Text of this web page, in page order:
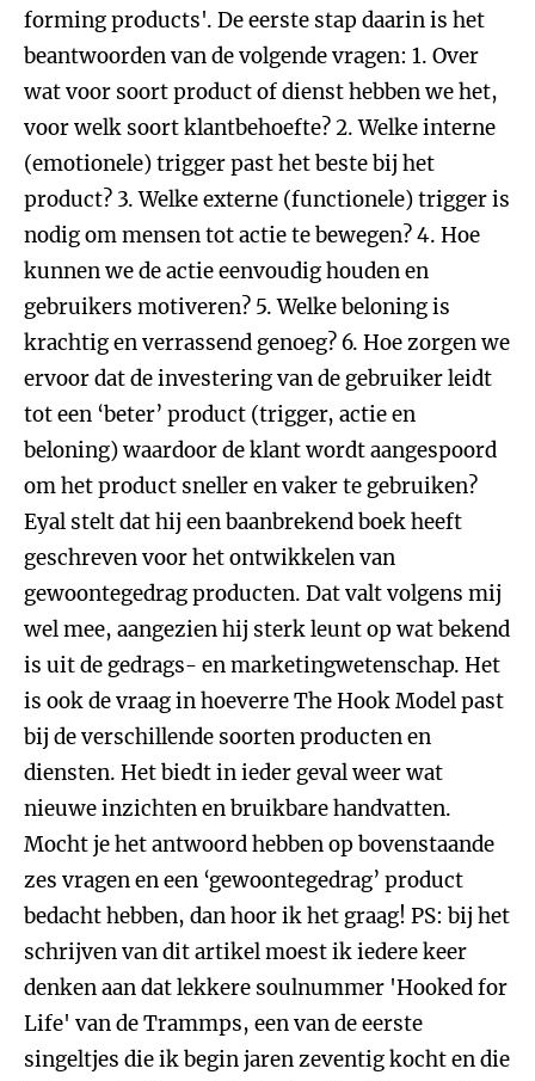
forming products'. De eerste stap daarin is het
beantwoorden van de volgende vragen: 1. Over
wat voor soort product of dienst hebben we het,
voor welk soort klantbehoefte? 2. Welke interne
(emotionele) trigger past het beste bij het
product? 3. Welke externe (functionele) trigger is
nodig om mensen tot actie te bewegen? 4. Hoe
kunnen we de actie eenvoudig houden en
gebruikers motiveren? 5. Welke beloning is
krachtig en verrassend genoeg? 6. Hoe zorgen we
ervoor dat de investering van de gebruiker leidt
tot een ‘beter’ product (trigger, actie en
beloning) waardoor de klant wordt aangespoord
om het product sneller en vaker te gebruiken?
Eyal stelt dat hij een baanbrekend boek heeft
geschreven voor het ontwikkelen van
gewoontegedrag producten. Dat valt volgens mij
wel mee, aangezien hij sterk leunt op wat bekend
is uit de gedrags- en marketingwetenschap. Het
is ook de vraag in hoeverre The Hook Model past
bij de verschillende soorten producten en
diensten. Het biedt in ieder geval weer wat
nieuwe inzichten en bruikbare handvatten.
Mocht je het antwoord hebben op bovenstaande
zes vragen en een ‘gewoontegedrag’ product
bedacht hebben, dan hoor ik het graag! PS: bij het
schrijven van dit artikel moest ik iedere keer
denken aan dat lekkere soulnummer 'Hooked for
Life' van de Trammps, een van de eerste
singeltjes die ik begin jaren zeventig kocht en die